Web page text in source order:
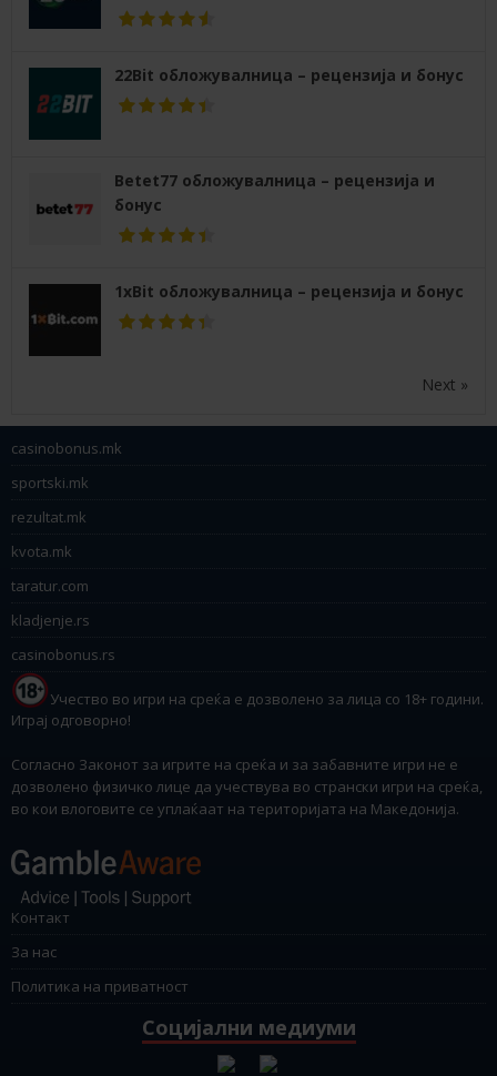
22Bit обложувалница – рецензија и бонус
Betet77 обложувалница – рецензија и
бонус
1xBit обложувалница – рецензија и бонус
Next »
casinobonus.mk
sportski.mk
rezultat.mk
kvota.mk
taratur.com
kladjenje.rs
casinobonus.rs
Учество во игри на среќа е дозволено за лица со 18+ години.
Играј одговорно!
Согласно Законот за игрите на среќа и за забавните игри не е
дозволено физичко лице да учествува во странски игри на среќа,
во кои влоговите се уплаќаат на територијата на Македонија.
Контакт
За нас
Политика на приватност
Социјални медиуми